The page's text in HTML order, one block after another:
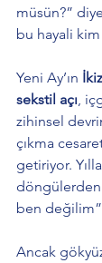
müsün?”
bu hayali
Yeni Ay’ın
sekstil açı,
zihinsel
çıkma
getiriyor.
döngülerden
ben
Ancak